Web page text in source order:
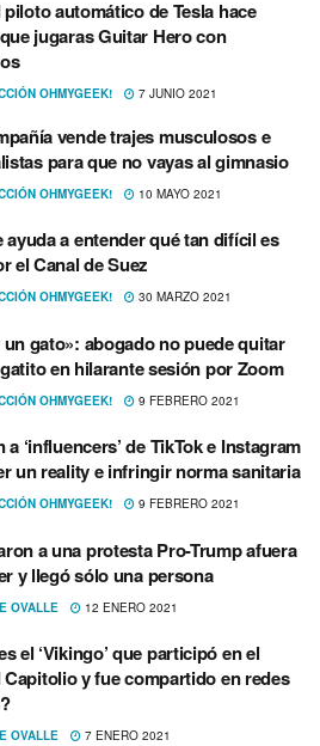
piloto automático de Tesla hace
jugaras Guitar Hero con
OHMYGEEK! 7 JUNIO 2021
vende trajes musculosos e
para que no vayas al gimnasio
OHMYGEEK! 10 MAYO 2021
ayuda a entender qué tan difícil es
el Canal de Suez
OHMYGEEK! 30 MARZO 2021
un gato»: abogado no puede quitar
en hilarante sesión por Zoom
OHMYGEEK! 9 FEBRERO 2021
a ‘influencers’ de TikTok e Instagram
un reality e infringir norma sanitaria
OHMYGEEK! 9 FEBRERO 2021
a una protesta Pro-Trump afuera
y llegó sólo una persona
OVALLE 12 ENERO 2021
el ‘Vikingo’ que participó en el
Capitolio y fue compartido en redes
OVALLE 7 ENERO 2021